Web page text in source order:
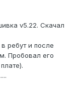
v5.22. Скачал
ребут и после
Пробовал его